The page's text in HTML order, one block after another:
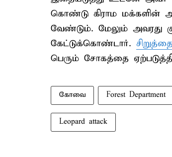
கொண்டு கிராம மக்களின்
வேண்டும். மேலும் அவரது
கேட்டுக்கொண்டார்.
பெரும் சோகத்தை
கோவை Forest Department
Leopard attack